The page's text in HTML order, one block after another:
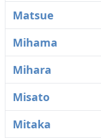
Matsue
Mihama
Mihara
Misato
Mitaka